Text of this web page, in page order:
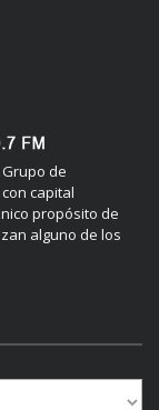
de
capital
propósito de
alguno de los